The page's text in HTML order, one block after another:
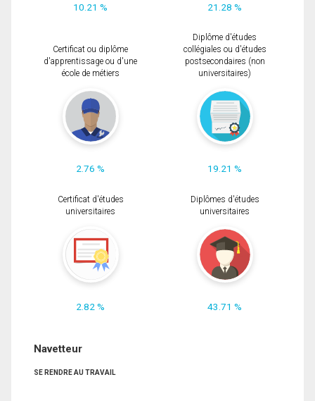
10.21 % 21.28 %
Certificat ou diplôme
d'apprentissage ou d'une
école de métiers
2.76 %
Diplôme d'études
collégiales ou d'études
postsecondaires (non
universitaires)
19.21 %
Certificat d'études
universitaires
2.82 %
Diplômes d'études
universitaires
43.71 %
Navetteur
SE RENDRE AU TRAVAIL